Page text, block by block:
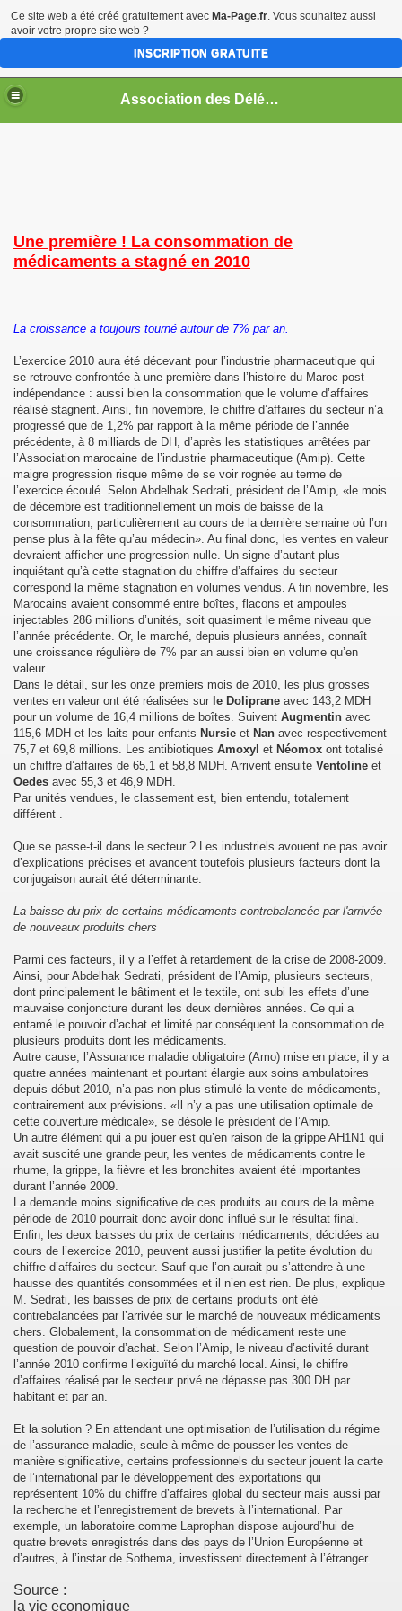
Association des Délégués Médicaux de Meknès
Une première ! La consommation de
médicaments a stagné en 2010
La croissance a toujours tourné autour de 7% par an.
L’exercice 2010 aura été décevant pour l’industrie pharmaceutique qui
se retrouve confrontée à une première dans l’histoire du Maroc post-
indépendance : aussi bien la consommation que le volume d’affaires
réalisé stagnent. Ainsi, fin novembre, le chiffre d’affaires du secteur n’a
progressé que de 1,2% par rapport à la même période de l’année
précédente, à 8 milliards de DH, d’après les statistiques arrêtées par
l’Association marocaine de l’industrie pharmaceutique (Amip). Cette
maigre progression risque même de se voir rognée au terme de
l’exercice écoulé. Selon Abdelhak Sedrati, président de l’Amip, «le mois
de décembre est traditionnellement un mois de baisse de la
consommation, particulièrement au cours de la dernière semaine où l’on
pense plus à la fête qu’au médecin». Au final donc, les ventes en valeur
devraient afficher une progression nulle. Un signe d’autant plus
inquiétant qu’à cette stagnation du chiffre d’affaires du secteur
correspond la même stagnation en volumes vendus. A fin novembre, les
Marocains avaient consommé entre boîtes, flacons et ampoules
injectables 286 millions d’unités, soit quasiment le même niveau que
l’année précédente. Or, le marché, depuis plusieurs années, connaît
une croissance régulière de 7% par an aussi bien en volume qu’en
valeur.
Dans le détail, sur les onze premiers mois de 2010, les plus grosses
ventes en valeur ont été réalisées sur le Doliprane avec 143,2 MDH
pour un volume de 16,4 millions de boîtes. Suivent Augmentin avec
115,6 MDH et les laits pour enfants Nursie et Nan avec respectivement
75,7 et 69,8 millions. Les antibiotiques Amoxyl et Néomox ont totalisé
un chiffre d’affaires de 65,1 et 58,8 MDH. Arrivent ensuite Ventoline et
Oedes avec 55,3 et 46,9 MDH.
Par unités vendues, le classement est, bien entendu, totalement
différent .
Que se passe-t-il dans le secteur ? Les industriels avouent ne pas avoir
d’explications précises et avancent toutefois plusieurs facteurs dont la
conjugaison aurait été déterminante.
La baisse du prix de certains médicaments contrebalancée par l'arrivée
de nouveaux produits chers
Parmi ces facteurs, il y a l’effet à retardement de la crise de 2008-2009.
Ainsi, pour Abdelhak Sedrati, président de l’Amip, plusieurs secteurs,
dont principalement le bâtiment et le textile, ont subi les effets d’une
mauvaise conjoncture durant les deux dernières années. Ce qui a
entamé le pouvoir d’achat et limité par conséquent la consommation de
plusieurs produits dont les médicaments.
Autre cause, l’Assurance maladie obligatoire (Amo) mise en place, il y a
quatre années maintenant et pourtant élargie aux soins ambulatoires
depuis début 2010, n’a pas non plus stimulé la vente de médicaments,
contrairement aux prévisions. «Il n’y a pas une utilisation optimale de
cette couverture médicale», se désole le président de l’Amip.
Un autre élément qui a pu jouer est qu’en raison de la grippe AH1N1 qui
avait suscité une grande peur, les ventes de médicaments contre le
rhume, la grippe, la fièvre et les bronchites avaient été importantes
durant l’année 2009.
La demande moins significative de ces produits au cours de la même
période de 2010 pourrait donc avoir donc influé sur le résultat final.
Enfin, les deux baisses du prix de certains médicaments, décidées au
cours de l’exercice 2010, peuvent aussi justifier la petite évolution du
chiffre d’affaires du secteur. Sauf que l’on aurait pu s’attendre à une
hausse des quantités consommées et il n’en est rien. De plus, explique
M. Sedrati, les baisses de prix de certains produits ont été
contrebalancées par l’arrivée sur le marché de nouveaux médicaments
chers. Globalement, la consommation de médicament reste une
question de pouvoir d’achat. Selon l’Amip, le niveau d’activité durant
l’année 2010 confirme l’exiguïté du marché local. Ainsi, le chiffre
d’affaires réalisé par le secteur privé ne dépasse pas 300 DH par
habitant et par an.
Et la solution ? En attendant une optimisation de l’utilisation du régime
de l’assurance maladie, seule à même de pousser les ventes de
manière significative, certains professionnels du secteur jouent la carte
de l’international par le développement des exportations qui
représentent 10% du chiffre d’affaires global du secteur mais aussi par
la recherche et l’enregistrement de brevets à l’international. Par
exemple, un laboratoire comme Laprophan dispose aujourd’hui de
quatre brevets enregistrés dans des pays de l’Union Européenne et
d’autres, à l’instar de Sothema, investissent directement à l’étranger.
Source :
la vie economique
Ce site web a été créé gratuitement avec Ma-Page.fr. Vous souhaitez aussi
avoir votre propre site web ?
INSCRIPTION GRATUITE